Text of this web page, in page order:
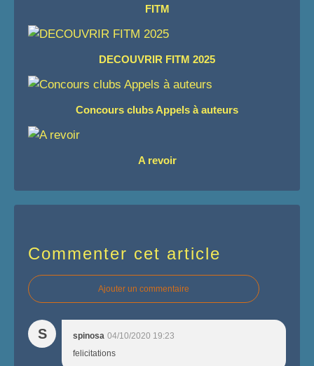
FITM
DECOUVRIR FITM 2025
Concours clubs Appels à auteurs
A revoir
Commenter cet article
Ajouter un commentaire
S spinosa 04/10/2020 19:23
felicitations